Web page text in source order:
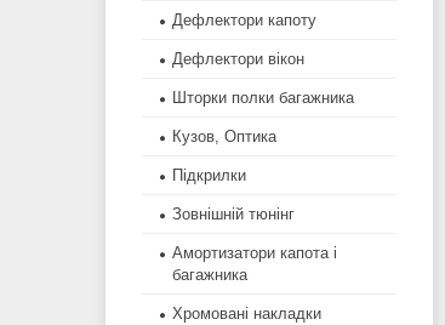
Дефлектори капоту
Дефлектори вікон
Шторки полки багажника
Кузов, Оптика
Підкрилки
Зовнішній тюнінг
Амортизатори капота і
багажника
Хромовані накладки